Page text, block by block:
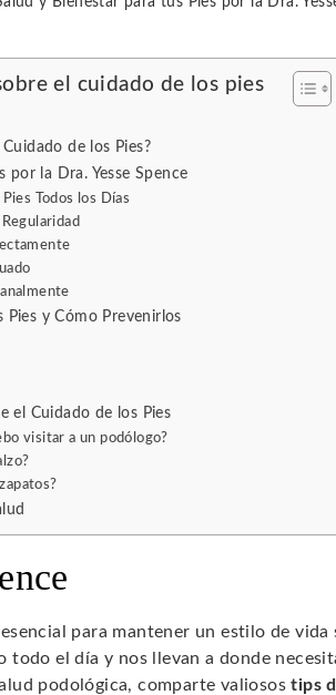
el cuidado de los pies
de los Pies?
por la Dra. Yesse Spence
Todos los Días
Pies y Cómo Prevenirlos
el Cuidado de los Pies
visitar a un podólogo?
para mantener un estilo de
todo el día y nos llevan a donde
podológica, comparte valiosostips